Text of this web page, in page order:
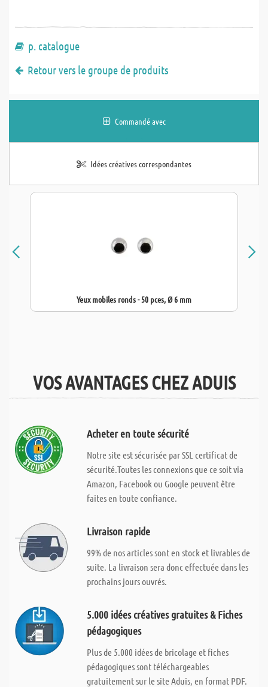
p. catalogue
Retour vers le groupe de produits
Commandé avec
Idées créatives correspondantes
Yeux mobiles ronds - 50 pces, Ø 6 mm
VOS AVANTAGES CHEZ ADUIS
Acheter en toute sécurité
Notre site est sécurisée par SSL certificat de
sécurité.Toutes les connexions que ce soit via
Amazon, Facebook ou Google peuvent être
faites en toute confiance.
Livraison rapide
99% de nos articles sont en stock et livrables de
suite. La livraison sera donc effectuée dans les
prochains jours ouvrés.
5.000 idées créatives gratuites & Fiches
pédagogiques
Plus de 5.000 idées de bricolage et fiches
pédagogiques sont téléchargeables
gratuitement sur le site Aduis, en format PDF.